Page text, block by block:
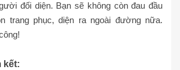
đối diện. Bạn sẽ không còn đau đầu
trang phục, diện ra ngoài đường nữa.
kết: